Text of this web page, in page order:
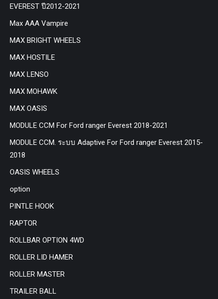
EVEREST ปี2012-2021
Max AAA Vampire
MAX BRIGHT WHEELS
MAX HOSTILE
MAX LENSO
MAX MOHAWK
MAX OASIS
MODULE CCM For Ford ranger Everest 2018-2021
MODULE CCM. ระบบ Adaptive For Ford ranger Everest 2015-
2018
OASIS WHEELS
option
PINTLE HOOK
RAPTOR
ROLLBAR OPTION 4WD
ROLLER LID HAMER
ROLLER MASTER
TRAILER BALL